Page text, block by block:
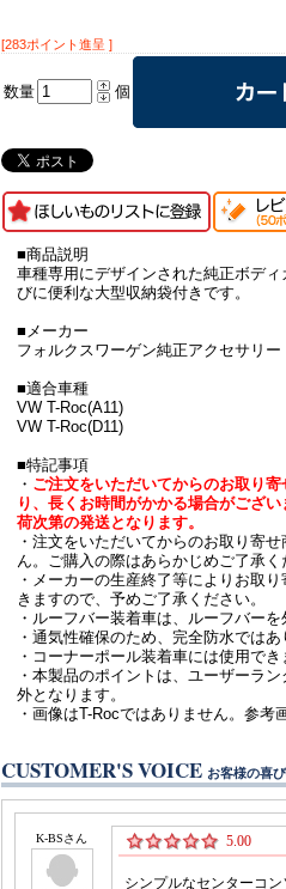
[283ポイント進呈 ]
数量 個
■商品説明
車種専用にデザインされた純正ボデ
びに便利な大型収納袋付きです。
■メーカー
フォルクスワーゲン純正アクセサリー
■適合車種
VW T-Roc(A11)
VW T-Roc(D11)
■特記事項
・ ご注文をいただいてからのお取り
り、長くお時間がかかる場合がござ
荷次第の発送となります。
・注文をいただいてからのお取り寄
ん。ご購入の際はあらかじめご了承
・メーカーの生産終了等によりお取
きますので、予めご了承ください。
・ルーフバー装着車は、ルーフバーを
・通気性確保のため、完全防水ではあ
・コーナーポール装着車には使用でき
・本製品のポイントは、ユーザーラ
外となります。
・画像はT-Rocではありません。参考
CUSTOMER'S VOICE お客様の喜